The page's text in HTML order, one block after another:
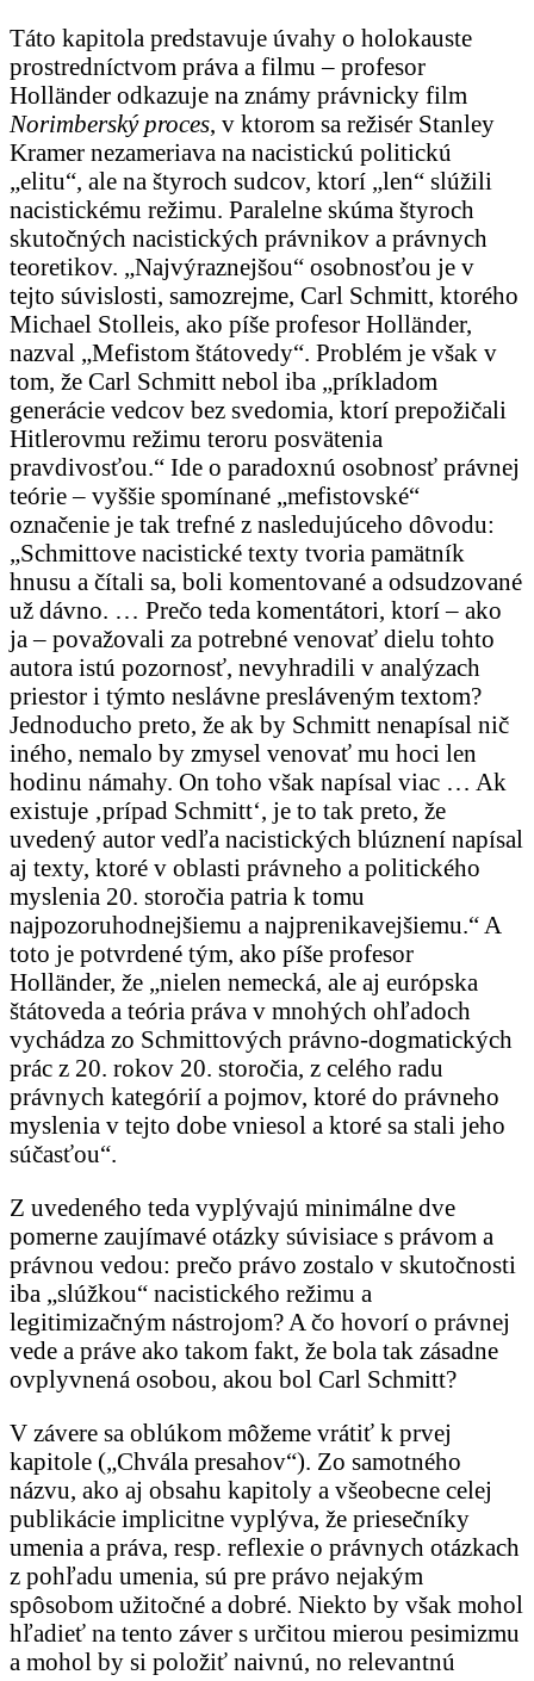
Táto kapitola predstavuje úvahy o holokauste
prostredníctvom práva a filmu – profesor
Holländer odkazuje na známy právnicky film
Norimberský proces, v ktorom sa režisér Stanley
Kramer nezameriava na nacistickú politickú
„elitu“, ale na štyroch sudcov, ktorí „len“ slúžili
nacistickému režimu. Paralelne skúma štyroch
skutočných nacistických právnikov a právnych
teoretikov. „Najvýraznejšou“ osobnosťou je v
tejto súvislosti, samozrejme, Carl Schmitt, ktorého
Michael Stolleis, ako píše profesor Holländer,
nazval „Mefistom štátovedy“. Problém je však v
tom, že Carl Schmitt nebol iba „príkladom
generácie vedcov bez svedomia, ktorí prepožičali
Hitlerovmu režimu teroru posvätenia
pravdivosťou.“ Ide o paradoxnú osobnosť právnej
teórie – vyššie spomínané „mefistovské“
označenie je tak trefné z nasledujúceho dôvodu:
„Schmittove nacistické texty tvoria pamätník
hnusu a čítali sa, boli komentované a odsudzované
už dávno. … Prečo teda komentátori, ktorí – ako
ja – považovali za potrebné venovať dielu tohto
autora istú pozornosť, nevyhradili v analýzach
priestor i týmto neslávne presláveným textom?
Jednoducho preto, že ak by Schmitt nenapísal nič
iného, nemalo by zmysel venovať mu hoci len
hodinu námahy. On toho však napísal viac … Ak
existuje ‚prípad Schmitt‘, je to tak preto, že
uvedený autor vedľa nacistických blúznení napísal
aj texty, ktoré v oblasti právneho a politického
myslenia 20. storočia patria k tomu
najpozoruhodnejšiemu a najprenikavejšiemu.“ A
toto je potvrdené tým, ako píše profesor
Holländer, že „nielen nemecká, ale aj európska
štátoveda a teória práva v mnohých ohľadoch
vychádza zo Schmittových právno-dogmatických
prác z 20. rokov 20. storočia, z celého radu
právnych kategórií a pojmov, ktoré do právneho
myslenia v tejto dobe vniesol a ktoré sa stali jeho
súčasťou“.
Z uvedeného teda vyplývajú minimálne dve
pomerne zaujímavé otázky súvisiace s právom a
právnou vedou: prečo právo zostalo v skutočnosti
iba „slúžkou“ nacistického režimu a
legitimizačným nástrojom? A čo hovorí o právnej
vede a práve ako takom fakt, že bola tak zásadne
ovplyvnená osobou, akou bol Carl Schmitt?
V závere sa oblúkom môžeme vrátiť k prvej
kapitole („Chvála presahov“). Zo samotného
názvu, ako aj obsahu kapitoly a všeobecne celej
publikácie implicitne vyplýva, že priesečníky
umenia a práva, resp. reflexie o právnych otázkach
z pohľadu umenia, sú pre právo nejakým
spôsobom užitočné a dobré. Niekto by však mohol
hľadieť na tento záver s určitou mierou pesimizmu
a mohol by si položiť naivnú, no relevantnú